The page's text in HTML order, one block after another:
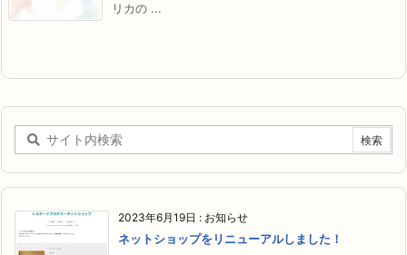
リカの ...
2023年6月19日 : お知らせ
ネットショップをリニューアルしました！